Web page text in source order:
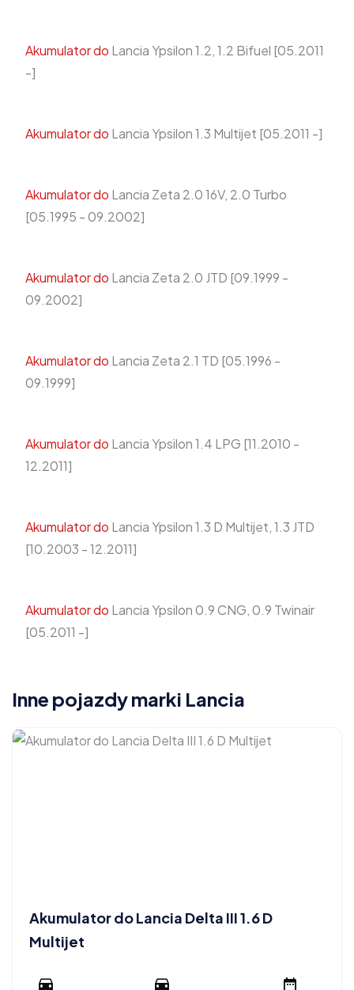
Akumulator do Lancia Ypsilon 1.2, 1.2 Bifuel [05.2011
-]
Akumulator do Lancia Ypsilon 1.3 Multijet [05.2011 -]
Akumulator do Lancia Zeta 2.0 16V, 2.0 Turbo
[05.1995 - 09.2002]
Akumulator do Lancia Zeta 2.0 JTD [09.1999 -
09.2002]
Akumulator do Lancia Zeta 2.1 TD [05.1996 -
09.1999]
Akumulator do Lancia Ypsilon 1.4 LPG [11.2010 -
12.2011]
Akumulator do Lancia Ypsilon 1.3 D Multijet, 1.3 JTD
[10.2003 - 12.2011]
Akumulator do Lancia Ypsilon 0.9 CNG, 0.9 Twinair
[05.2011 -]
Inne pojazdy marki Lancia
Akumulator do Lancia Delta III 1.6 D
Multijet